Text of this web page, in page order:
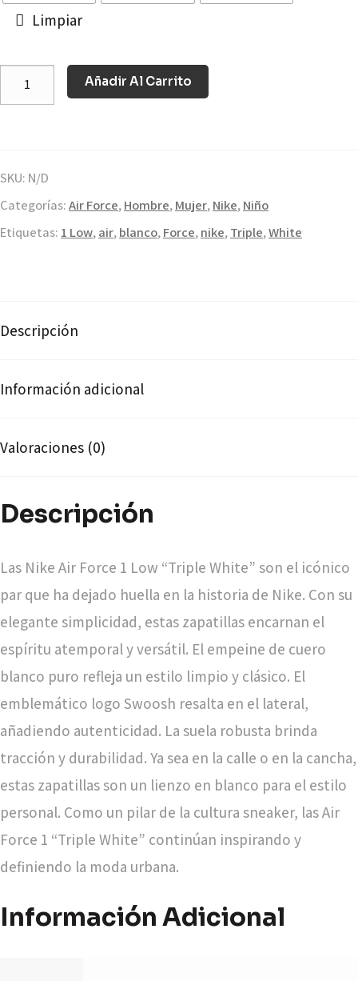
Limpiar
Añadir Al Carrito
SKU: N/D
Categorías:Air Force,Hombre,Mujer,Nike,Niño
Etiquetas: 1 Low,air,blanco,Force,nike,Triple,White
Descripción
Información adicional
Valoraciones (0)
Descripción
Las Nike Air Force 1 Low “Triple White” son el icónico
par que ha dejado huella en la historia de Nike. Con su
elegante simplicidad, estas zapatillas encarnan el
espíritu atemporal y versátil. El empeine de cuero
blanco puro refleja un estilo limpio y clásico. El
emblemático logo Swoosh resalta en el lateral,
añadiendo autenticidad. La suela robusta brinda
tracción y durabilidad. Ya sea en la calle o en la cancha,
estas zapatillas son un lienzo en blanco para el estilo
personal. Como un pilar de la cultura sneaker, las Air
Force 1 “Triple White” continúan inspirando y
definiendo la moda urbana.
Información Adicional